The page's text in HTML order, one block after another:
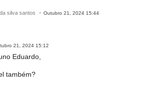
silva santos Outubro 21, 2024 15:44
21, 2024 15:12
Eduardo,
também?